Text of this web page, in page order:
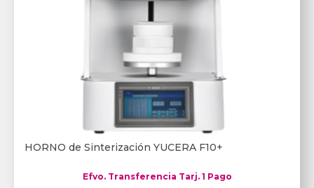
HORNO de Sinterización YUCERA F10+
Efvo. Transferencia Tarj. 1 Pago